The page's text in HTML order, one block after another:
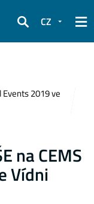
Hledat
CZ
Events 2019 ve
na CEMS
Vídni